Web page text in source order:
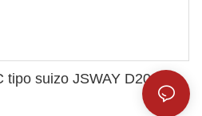
tipo suizo JSWAY D208 de